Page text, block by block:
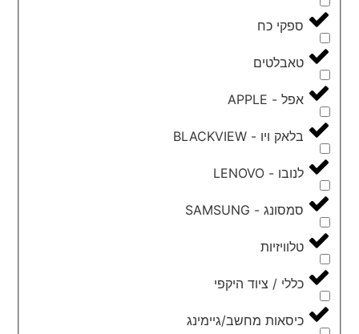
ספקי כח
טאבלטים
אפל - APPLE
בלאק ויו - BLACKVIEW
לנובו - LENOVO
סמסונג - SAMSUNG
טלוויזיות
כללי / ציוד היקפי
כיסאות מחשב/גיימינג